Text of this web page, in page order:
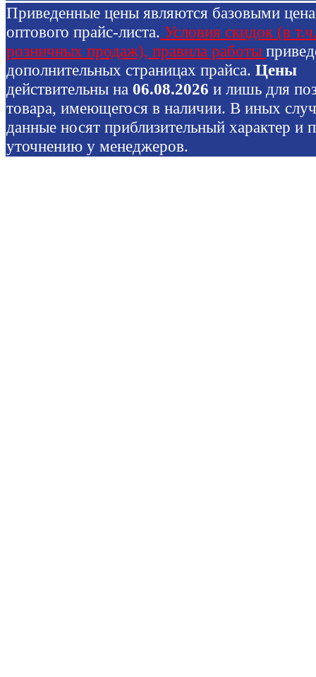
Приведенные цены являются базовыми
оптового прайс-листа. Условия скидок (в
розничных продаж), правила работы
дополнительных страницах прайса. Цены
действительны на 06.08.2026 и лишь для
товара, имеющегося в наличии. В иных
данные носят приблизительный характер и
уточнению у менеджеров.